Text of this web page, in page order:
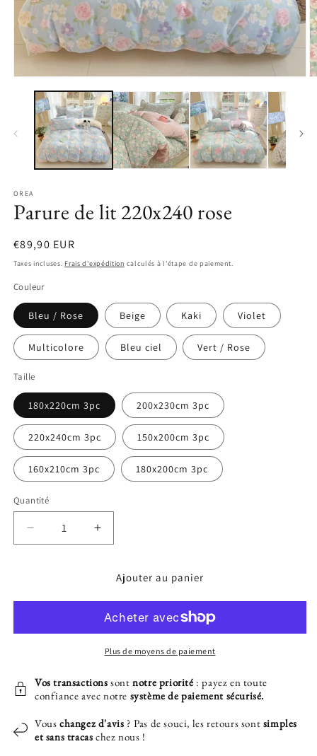
OREA
Parure de lit 220x240 rose
Prix
habituel
€89,90 EUR
Taxes incluses. Frais d'expédition calculés à l'étape de paiement.
Couleur
Bleu / Rose Beige Kaki Violet
Multicolore Bleu ciel Vert / Rose
Taille
180x220cm 3pc 200x230cm 3pc
220x240cm 3pc 150x200cm 3pc
160x210cm 3pc 180x200cm 3pc
Quantité
Réduire
la
220x240
Augmenter
la
lit
220x240
rose
Ajouter au panier
Plus de moyens de paiement
Vos transactions sontnotre priorité : payez en toute
confiance avec notre système de paiement sécurisé.
Vous changez d'avis ? Pas de souci, les retours sont simples
et sans tracas chez nous !